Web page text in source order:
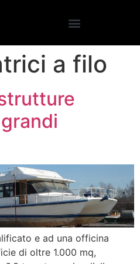
a filo
e ad una officina
di oltre 1.000 mq,